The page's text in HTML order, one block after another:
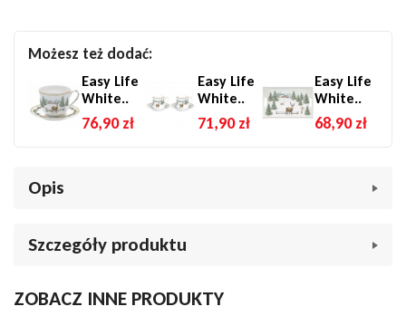
Możesz też dodać:
Easy Life
White..
76,90 zł
Easy Life
White..
71,90 zł
Easy Life
White..
68,90 zł
Opis
cm – Elegancja z motywem jelonka i choinki
zestawowi talerzy deserowych White Forest
Szczegóły produktu
MarkaBN Porcelana
ZOBACZ INNE PRODUKTY